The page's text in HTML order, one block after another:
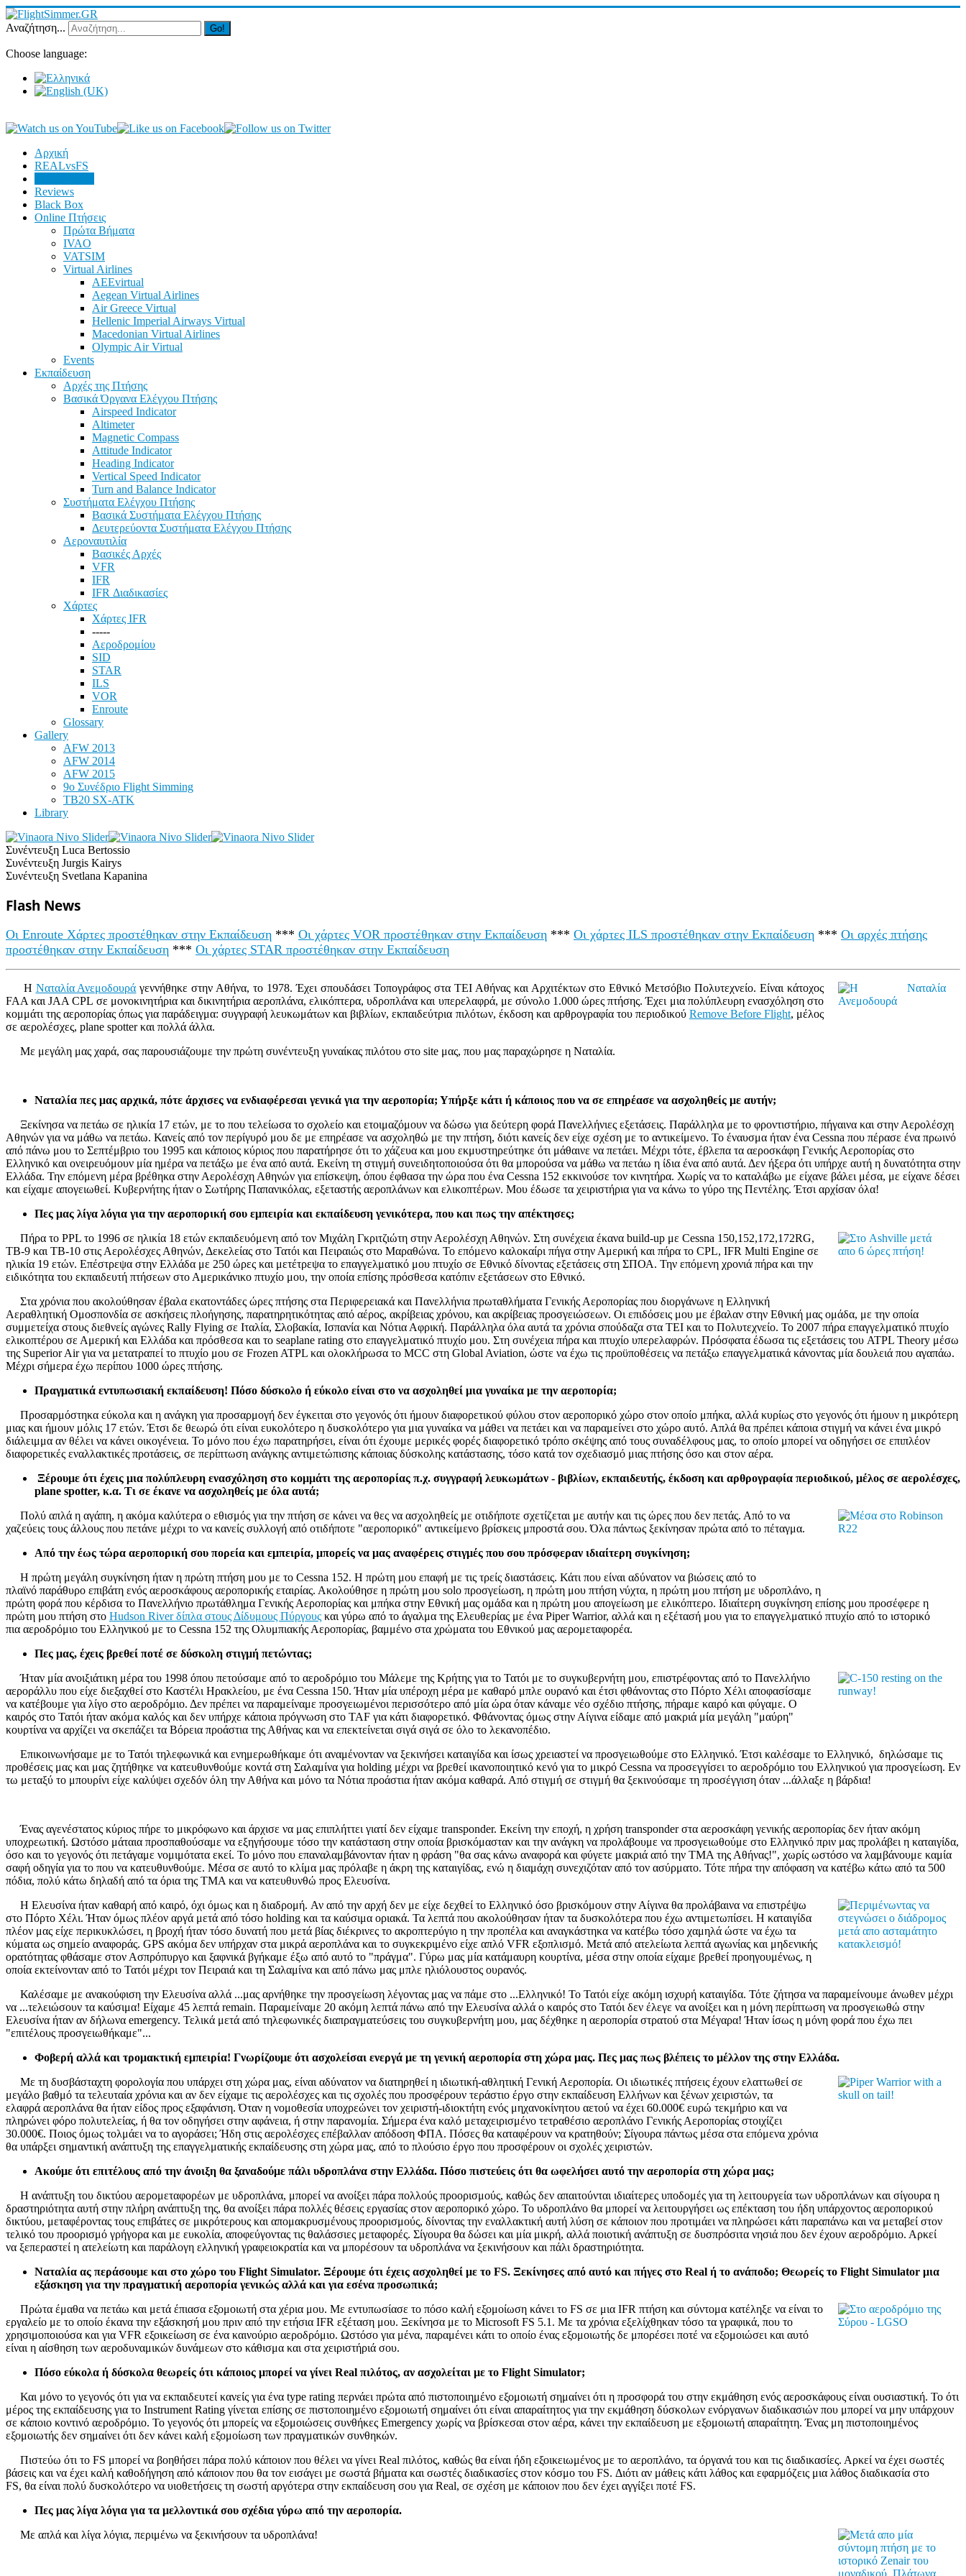
Αναζήτηση... Go!
Choose language:
Αρχική
REALvsFS
Reviews
Black Box
Online Πτήσεις
Πρώτα Βήματα
IVAO
VATSIM
Virtual Airlines
AEEvirtual
Aegean Virtual Airlines
Air Greece Virtual
Hellenic Imperial Airways Virtual
Macedonian Virtual Airlines
Olympic Air Virtual
Events
Εκπαίδευση
Αρχές της Πτήσης
Βασικά Όργανα Ελέγχου Πτήσης
Airspeed Indicator
Altimeter
Magnetic Compass
Attitude Indicator
Heading Indicator
Vertical Speed Indicator
Turn and Balance Indicator
Συστήματα Ελέγχου Πτήσης
Βασικά Συστήματα Ελέγχου Πτήσης
Δευτερεύοντα Συστήματα Ελέγχου Πτήσης
Αεροναυτιλία
Βασικές Αρχές
VFR
IFR
IFR Διαδικασίες
Χάρτες
Χάρτες IFR
-----
Αεροδρομίου
SID
STAR
ILS
VOR
Enroute
Glossary
Gallery
AFW 2013
AFW 2014
AFW 2015
9ο Συνέδριο Flight Simming
TB20 SX-ATK
Library
Συνέντευξη Luca Bertossio
Συνέντευξη Jurgis Kairys
Συνέντευξη Svetlana Kapanina
Flash News
Οι Enroute Χάρτες προστέθηκαν στην Εκπαίδευση *** Οι χάρτες VOR προστέθηκαν στην Εκπαίδευση *** Οι χάρτες ILS προστέθηκαν στην Εκπαίδευση *** Οι αρχές πτήσης
προστέθηκαν στην Εκπαίδευση *** Οι χάρτες STAR προστέθηκαν στην Εκπαίδευση
Η Ναταλία Ανεμοδουρά γεννήθηκε στην Αθήνα, το 1978. Έχει σπουδάσει Τοπογράφος στα ΤΕΙ Αθήνας και Αρχιτέκτων στο Εθνικό Μετσόβιο Πολυτεχνείο. Είναι κάτοχος
FAA και JAA CPL σε μονοκινητήρια και δικινητήρια αεροπλάνα, ελικόπτερα, υδροπλάνα και υπερελαφρά, με σύνολο 1.000 ώρες πτήσης. Έχει μια πολύπλευρη ενασχόληση στο
κομμάτι της αεροπορίας όπως για παράδειγμα: συγγραφή λευκωμάτων και βιβλίων, εκπαιδεύτρια πιλότων, έκδοση και αρθρογραφία του περιοδικού Remove Before Flight, μέλος
σε αερολέσχες, plane spotter και πολλά άλλα.
Με μεγάλη μας χαρά, σας παρουσιάζουμε την πρώτη συνέντευξη γυναίκας πιλότου στο site μας, που μας παραχώρησε η Ναταλία.
Ναταλία πες μας αρχικά, πότε άρχισες να ενδιαφέρεσαι γενικά για την αεροπορία; Υπήρξε κάτι ή κάποιος που να σε επηρέασε να ασχοληθείς με αυτήν;
Ξεκίνησα να πετάω σε ηλικία 17 ετών, με το που τελείωσα το σχολείο και ετοιμαζόμουν να δώσω για δεύτερη φορά Πανελλήνιες εξετάσεις. Παράλληλα με το φροντιστήριο, πήγαινα και στην Αερολέσχη
Αθηνών για να μάθω να πετάω. Κανείς από τον περίγυρό μου δε με επηρέασε να ασχοληθώ με την πτήση, διότι κανείς δεν είχε σχέση με το αντικείμενο. Το έναυσμα ήταν ένα Cessna που πέρασε ένα πρωινό
από πάνω μου το Σεπτέμβριο του 1995 και κάποιος κύριος που παρατήρησε ότι το χάζευα και μου εκμυστηρεύτηκε ότι μάθαινε να πετάει. Μέχρι τότε, έβλεπα τα αεροσκάφη Γενικής Αεροπορίας στο
Ελληνικό και ονειρευόμουν μία ημέρα να πετάξω με ένα από αυτά. Εκείνη τη στιγμή συνειδητοποιούσα ότι θα μπορούσα να μάθω να πετάω η ίδια ένα από αυτά. Δεν ήξερα ότι υπήρχε αυτή η δυνατότητα στην
Ελλάδα. Την επόμενη μέρα βρέθηκα στην Αερολέσχη Αθηνών για επίσκεψη, όπου έφθασα την ώρα που ένα Cessna 152 εκκινούσε τον κινητήρα. Χωρίς να το καταλάβω με είχανε βάλει μέσα, με είχανε δέσει
και είχαμε απογειωθεί. Κυβερνήτης ήταν ο Σωτήρης Παπανικόλας, εξεταστής αεροπλάνων και ελικοπτέρων. Μου έδωσε τα χειριστήρια για να κάνω το γύρο της Πεντέλης. Έτσι αρχίσαν όλα!
Πες μας λίγα λόγια για την αεροπορική σου εμπειρία και εκπαίδευση γενικότερα, που και πως την απέκτησες;
Πήρα το PPL το 1996 σε ηλικία 18 ετών εκπαιδευόμενη από τον Μιχάλη Γκριτζιώτη στην Αερολέσχη Αθηνών. Στη συνέχεια έκανα build-up με Cessna 150,152,172,172RG,
TB-9 και TB-10 στις Αερολέσχες Αθηνών, Δεκελείας στο Τατόι και Πειραιώς στο Μαραθώνα. Το επόμενο καλοκαίρι πήγα στην Αμερική και πήρα το CPL, IFR Multi Engine σε
ηλικία 19 ετών. Επέστρεψα στην Ελλάδα με 250 ώρες και μετέτρεψα το επαγγελματικό μου πτυχίο σε Εθνικό δίνοντας εξετάσεις στη ΣΠΟΑ. Την επόμενη χρονιά πήρα και την
ειδικότητα του εκπαιδευτή πτήσεων στο Αμερικάνικο πτυχίο μου, την οποία επίσης πρόσθεσα κατόπιν εξετάσεων στο Εθνικό.
Στα χρόνια που ακολούθησαν έβαλα εκατοντάδες ώρες πτήσης στα Περιφερειακά και Πανελλήνια πρωταθλήματα Γενικής Αεροπορίας που διοργάνωνε η Ελληνική
Αεραθλητική Ομοσπονδία σε ασκήσεις πλοήγησης, παρατηρητικότητας από αέρος, ακρίβειας χρόνου, και ακρίβειας προσγειώσεων. Οι επιδόσεις μου με έβαλαν στην Εθνική μας ομάδα, με την οποία
συμμετείχα στους διεθνείς αγώνες Rally Flying σε Ιταλία, Σλοβακία, Ισπανία και Νότια Αφρική. Παράλληλα όλα αυτά τα χρόνια σπούδαζα στα ΤΕΙ και το Πολυτεχνείο. Το 2007 πήρα επαγγελματικό πτυχίο
ελικοπτέρου σε Αμερική και Ελλάδα και πρόσθεσα και το seaplane rating στο επαγγελματικό πτυχίο μου. Στη συνέχεια πήρα και πτυχίο υπερελαφρών. Πρόσφατα έδωσα τις εξετάσεις του ATPL Theory μέσω
της Superior Air για να μετατραπεί το πτυχίο μου σε Frozen ATPL και ολοκλήρωσα το MCC στη Global Aviation, ώστε να έχω τις προϋποθέσεις να πετάξω επαγγελματικά κάνοντας μία δουλειά που αγαπάω.
Μέχρι σήμερα έχω περίπου 1000 ώρες πτήσης.
Πραγματικά εντυπωσιακή εκπαίδευση! Πόσο δύσκολο ή εύκολο είναι στο να ασχοληθεί μια γυναίκα με την αεροπορία;
Προσαρμόστηκα εύκολα και η ανάγκη για προσαρμογή δεν έγκειται στο γεγονός ότι ήμουν διαφορετικού φύλου στον αεροπορικό χώρο στον οποίο μπήκα, αλλά κυρίως στο γεγονός ότι ήμουν η μικρότερη
μιας και ήμουν μόλις 17 ετών. Έτσι δε θεωρώ ότι είναι ευκολότερο η δυσκολότερο για μια γυναίκα να μάθει να πετάει και να παραμείνει στο χώρο αυτό. Απλά θα πρέπει κάποια στιγμή να κάνει ένα μικρό
διάλειμμα αν θέλει να κάνει οικογένεια. Το μόνο που έχω παρατηρήσει, είναι ότι έχουμε μερικές φορές διαφορετικό τρόπο σκέψης από τους συναδέλφους μας, το οποίο μπορεί να οδηγήσει σε επιπλέον
διαφορετικές εναλλακτικές προτάσεις, σε περίπτωση ανάγκης αντιμετώπισης κάποιας δύσκολης κατάστασης, τόσο κατά τον σχεδιασμό μιας πτήσης όσο και στον αέρα.
Ξέρουμε ότι έχεις μια πολύπλευρη ενασχόληση στο κομμάτι της αεροπορίας π.χ. συγγραφή λευκωμάτων - βιβλίων, εκπαιδευτής, έκδοση και αρθρογραφία περιοδικού, μέλος σε αερολέσχες,
plane spotter, κ.α. Τι σε έκανε να ασχοληθείς με όλα αυτά;
Πολύ απλά η αγάπη, η ακόμα καλύτερα ο εθισμός για την πτήση σε κάνει να θες να ασχοληθείς με οτιδήποτε σχετίζεται με αυτήν και τις ώρες που δεν πετάς. Από το να
χαζεύεις τους άλλους που πετάνε μέχρι το να κανείς συλλογή από οτιδήποτε "αεροπορικό" αντικείμενο βρίσκεις μπροστά σου. Όλα πάντως ξεκίνησαν πρώτα από το πέταγμα.
Από την έως τώρα αεροπορική σου πορεία και εμπειρία, μπορείς να μας αναφέρεις στιγμές που σου πρόσφεραν ιδιαίτερη συγκίνηση;
Η πρώτη μεγάλη συγκίνηση ήταν η πρώτη πτήση μου με το Cessna 152. Η πρώτη μου επαφή με τις τρείς διαστάσεις. Κάτι που είναι αδύνατον να βιώσεις από το
πλαϊνό παράθυρο επιβάτη ενός αεροσκάφους αεροπορικής εταιρίας. Ακολούθησε η πρώτη μου solo προσγείωση, η πρώτη μου πτήση νύχτα, η πρώτη μου πτήση με υδροπλάνο, η
πρώτη φορά που κέρδισα το Πανελλήνιο πρωτάθλημα Γενικής Αεροπορίας και μπήκα στην Εθνική μας ομάδα και η πρώτη μου απογείωση με ελικόπτερο. Ιδιαίτερη συγκίνηση επίσης μου προσέφερε η
πρώτη μου πτήση στο Hudson River δίπλα στους Δίδυμους Πύργους και γύρω από το άγαλμα της Ελευθερίας με ένα Piper Warrior, αλλά και η εξέτασή μου για το επαγγελματικό πτυχίο από το ιστορικό
πια αεροδρόμιο του Ελληνικού με το Cessna 152 της Ολυμπιακής Αεροπορίας, βαμμένο στα χρώματα του Εθνικού μας αερομεταφορέα.
Πες μας, έχεις βρεθεί ποτέ σε δύσκολη στιγμή πετώντας;
Ήταν μία ανοιξιάτικη μέρα του 1998 όπου πετούσαμε από το αεροδρόμιο του Μάλεμε της Κρήτης για το Τατόι με το συγκυβερνήτη μου, επιστρέφοντας από το Πανελλήνιο
αεροράλλυ που είχε διεξαχθεί στο Καστέλι Ηρακλείου, με ένα Cessna 150. Ήταν μία υπέροχη μέρα με καθαρό μπλε ουρανό και έτσι φθάνοντας στο Πόρτο Χέλι αποφασίσαμε
να κατέβουμε για λίγο στο αεροδρόμιο. Δεν πρέπει να παραμείναμε προσγειωμένοι περισσότερο από μία ώρα όταν κάναμε νέο σχέδιο πτήσης, πήραμε καιρό και φύγαμε. Ο
καιρός στο Τατόι ήταν ακόμα καλός και δεν υπήρχε κάποια πρόγνωση στο TAF για κάτι διαφορετικό. Φθάνοντας όμως στην Αίγινα είδαμε από μακριά μία μεγάλη "μαύρη"
κουρτίνα να αρχίζει να σκεπάζει τα Βόρεια προάστια της Αθήνας και να επεκτείνεται σιγά σιγά σε όλο το λεκανοπέδιο.
Επικοινωνήσαμε με το Τατόι τηλεφωνικά και ενημερωθήκαμε ότι αναμένονταν να ξεκινήσει καταιγίδα και ίσως χρειαστεί να προσγειωθούμε στο Ελληνικό. Έτσι καλέσαμε το Ελληνικό, δηλώσαμε τις
προθέσεις μας και μας ζητήθηκε να κατευθυνθούμε κοντά στη Σαλαμίνα για holding μέχρι να βρεθεί ικανοποιητικό κενό για το μικρό Cessna να προσεγγίσει το αεροδρόμιο του Ελληνικού για προσγείωση. Εν
τω μεταξύ το μπουρίνι είχε καλύψει σχεδόν όλη την Αθήνα και μόνο τα Νότια προάστια ήταν ακόμα καθαρά. Από στιγμή σε στιγμή θα ξεκινούσαμε τη προσέγγιση όταν ...άλλαξε η βάρδια!
Ένας αγενέστατος κύριος πήρε το μικρόφωνο και άρχισε να μας επιπλήττει γιατί δεν είχαμε transponder. Εκείνη την εποχή, η χρήση transponder στα αεροσκάφη γενικής αεροπορίας δεν ήταν ακόμη
υποχρεωτική. Ωστόσο μάταια προσπαθούσαμε να εξηγήσουμε τόσο την κατάσταση στην οποία βρισκόμασταν και την ανάγκη να προλάβουμε να προσγειωθούμε στο Ελληνικό πριν μας προλάβει η καταιγίδα,
όσο και το γεγονός ότι πετάγαμε νομιμότατα εκεί. Το μόνο που επαναλαμβάνονταν ήταν η φράση "θα σας κάνω αναφορά και φύγετε μακριά από την TMA της Αθήνας!", χωρίς ωστόσο να λαμβάνουμε καμία
σαφή οδηγία για το που να κατευθυνθούμε. Μέσα σε αυτό το κλίμα μας πρόλαβε η άκρη της καταιγίδας, ενώ η διαμάχη συνεχιζόταν από τον ασύρματο. Τότε πήρα την απόφαση να κατέβω κάτω από τα 500
πόδια, πολύ κάτω δηλαδή από τα όρια της TMA και να κατευθυνθώ προς Ελευσίνα.
Η Ελευσίνα ήταν καθαρή από καιρό, όχι όμως και η διαδρομή. Αν από την αρχή δεν με είχε δεχθεί το Ελληνικό όσο βρισκόμουν στην Αίγινα θα προλάβαινα να επιστρέψω
στο Πόρτο Χέλι. Ήταν όμως πλέον αργά μετά από τόσο holding και τα καύσιμα οριακά. Τα λεπτά που ακολούθησαν ήταν τα δυσκολότερα που έχω αντιμετωπίσει. Η καταιγίδα
πλέον μας είχε περικυκλώσει, η βροχή ήταν τόσο δυνατή που μετά βίας διέκρινες το ακροπτερύγιο η την προπέλα και αναγκάστηκα να κατέβω τόσο χαμηλά ώστε να έχω τα
κύματα ως σημείο αναφοράς. GPS ακόμα δεν υπήρχαν στα μικρά αεροπλάνα και το συγκεκριμένο είχε απλό VFR εξοπλισμό. Μετά από ατελείωτα λεπτά αγωνίας και μηδενικής
ορατότητας φθάσαμε στον Ασπρόπυργο και ξαφνικά βγήκαμε έξω από αυτό το "πράγμα". Γύρω μας μία κατάμαυρη κουρτίνα, μέσα στην οποία είχαμε βρεθεί προηγουμένως, η
οποία εκτείνονταν από το Τατόι μέχρι τον Πειραιά και τη Σαλαμίνα και από πάνω μας μπλε ηλιόλουστος ουρανός.
Καλέσαμε με ανακούφιση την Ελευσίνα αλλά ...μας αρνήθηκε την προσγείωση λέγοντας μας να πάμε στο ...Ελληνικό! Το Τατόι είχε ακόμη ισχυρή καταιγίδα. Τότε ζήτησα να παραμείνουμε άνωθεν μέχρι
να ...τελειώσουν τα καύσιμα! Είχαμε 45 λεπτά remain. Παραμείναμε 20 ακόμη λεπτά πάνω από την Ελευσίνα αλλά ο καιρός στο Τατόι δεν έλεγε να ανοίξει και η μόνη περίπτωση να προσγειωθώ στην
Ελευσίνα ήταν αν δήλωνα emergency. Τελικά μετά από τηλεφωνικές διαπραγματεύσεις του συγκυβερνήτη μου, μας δέχθηκε η αεροπορία στρατού στα Μέγαρα! Ήταν ίσως η μόνη φορά που έχω πει
"επιτέλους προσγειωθήκαμε"...
Φοβερή αλλά και τρομακτική εμπειρία! Γνωρίζουμε ότι ασχολείσαι ενεργά με τη γενική αεροπορία στη χώρα μας. Πες μας πως βλέπεις το μέλλον της στην Ελλάδα.
Με τη δυσβάσταχτη φορολογία που υπάρχει στη χώρα μας, είναι αδύνατον να διατηρηθεί η ιδιωτική-αθλητική Γενική Αεροπορία. Οι ιδιωτικές πτήσεις έχουν ελαττωθεί σε
μεγάλο βαθμό τα τελευταία χρόνια και αν δεν είχαμε τις αερολέσχες και τις σχολές που προσφέρουν τεράστιο έργο στην εκπαίδευση Ελλήνων και ξένων χειριστών, τα
ελαφρά αεροπλάνα θα ήταν είδος προς εξαφάνιση. Όταν η νομοθεσία υποχρεώνει τον χειριστή-ιδιοκτήτη ενός μηχανοκίνητου αετού να έχει 60.000€ ευρώ τεκμήριο και να
πληρώνει φόρο πολυτελείας, ή θα τον οδηγήσει στην αφάνεια, ή στην παρανομία. Σήμερα ένα καλό μεταχειρισμένο τετραθέσιο αεροπλάνο Γενικής Αεροπορίας στοιχίζει
30.000€. Ποιος όμως τολμάει να το αγοράσει; Ήδη στις αερολέσχες επέβαλλαν απόδοση ΦΠΑ. Πόσες θα καταφέρουν να κρατηθούν; Σίγουρα πάντως μέσα στα επόμενα χρόνια
θα υπάρξει σημαντική ανάπτυξη της επαγγελματικής εκπαίδευσης στη χώρα μας, από το πλούσιο έργο που προσφέρουν οι σχολές χειριστών.
Ακούμε ότι επιτέλους από την άνοιξη θα ξαναδούμε πάλι υδροπλάνα στην Ελλάδα. Πόσο πιστεύεις ότι θα ωφελήσει αυτό την αεροπορία στη χώρα μας;
Η ανάπτυξη του δικτύου αερομεταφορέων με υδροπλάνα, μπορεί να ανοίξει πάρα πολλούς προορισμούς, καθώς δεν απαιτούνται ιδιαίτερες υποδομές για τη λειτουργεία των υδροπλάνων και σίγουρα η
δραστηριότητα αυτή στην πλήρη ανάπτυξη της, θα ανοίξει πάρα πολλές θέσεις εργασίας στον αεροπορικό χώρο. Το υδροπλάνο θα μπορεί να λειτουργήσει ως επέκταση του ήδη υπάρχοντος αεροπορικού
δικτύου, μεταφέροντας τους επιβάτες σε μικρότερους και απομακρυσμένους προορισμούς, δίνοντας την εναλλακτική αυτή λύση σε κάποιον που προτιμάει να πληρώσει κάτι παραπάνω και να μεταβεί στον
τελικό του προορισμό γρήγορα και με ευκολία, αποφεύγοντας τις θαλάσσιες μεταφορές. Σίγουρα θα δώσει και μία μικρή, αλλά ποιοτική ανάπτυξη σε δυσπρόσιτα νησιά που δεν έχουν αεροδρόμιο. Αρκεί
να ξεπεραστεί η ατελείωτη και παράλογη ελληνική γραφειοκρατία και να μπορέσουν τα υδροπλάνα να ξεκινήσουν και πάλι δραστηριότητα.
Ναταλία ας περάσουμε και στο χώρο του Flight Simulator. Ξέρουμε ότι έχεις ασχοληθεί με το FS. Ξεκίνησες από αυτό και πήγες στο Real ή το ανάποδο; Θεωρείς το Flight Simulator μια
εξάσκηση για την πραγματική αεροπορία γενικώς αλλά και για εσένα προσωπικά;
Πρώτα έμαθα να πετάω και μετά έπιασα εξομοιωτή στα χέρια μου. Με εντυπωσίασε το πόσο καλή εξομοίωση κάνει το FS σε μια IFR πτήση και σύντομα κατέληξε να είναι το
εργαλείο με το οποίο έκανα την εξάσκησή μου πριν από την ετήσια IFR εξέταση μου. Ξεκίνησα με το Microsoft FS 5.1. Με τα χρόνια εξελίχθηκαν τόσο τα γραφικά, που το
χρησιμοποιούσα και για VFR εξοικείωση σε ένα καινούριο αεροδρόμιο. Ωστόσο για μένα, παραμένει κάτι το οποίο ένας εξομοιωτής δε μπορέσει ποτέ να εξομοιώσει και αυτό
είναι η αίσθηση των αεροδυναμικών δυνάμεων στο κάθισμα και στα χειριστήριά σου.
Πόσο εύκολα ή δύσκολα θεωρείς ότι κάποιος μπορεί να γίνει Real πιλότος, αν ασχολείται με το Flight Simulator;
Και μόνο το γεγονός ότι για να εκπαιδευτεί κανείς για ένα type rating περνάει πρώτα από πιστοποιημένο εξομοιωτή σημαίνει ότι η προσφορά του στην εκμάθηση ενός αεροσκάφους είναι ουσιαστική. Το ότι
μέρος της εκπαίδευσης για το Instrument Rating γίνεται επίσης σε πιστοποιημένο εξομοιωτή σημαίνει ότι είναι απαραίτητος για την εκμάθηση δύσκολων ενόργανων διαδικασιών που μπορεί να μην υπάρχουν
σε κάποιο κοντινό αεροδρόμιο. Το γεγονός ότι μπορείς να εξομοιώσεις συνθήκες Emergency χωρίς να βρίσκεσαι στον αέρα, κάνει την εκπαίδευση με εξομοιωτή απαραίτητη. Ένας μη πιστοποιημένος
εξομοιωτής δεν σημαίνει ότι δεν κάνει καλή εξομοίωση των πραγματικών συνθηκών.
Πιστεύω ότι το FS μπορεί να βοηθήσει πάρα πολύ κάποιον που θέλει να γίνει Real πιλότος, καθώς θα είναι ήδη εξοικειωμένος με το αεροπλάνο, τα όργανά του και τις διαδικασίες. Αρκεί να έχει σωστές
βάσεις και να έχει καλή καθοδήγηση από κάποιον που θα τον εισάγει με σωστά βήματα και σωστές διαδικασίες στον κόσμο του FS. Διότι αν μάθεις κάτι λάθος και εφαρμόζεις μια λάθος διαδικασία στο
FS, θα είναι πολύ δυσκολότερο να υιοθετήσεις τη σωστή αργότερα στην εκπαίδευση σου για Real, σε σχέση με κάποιον που δεν έχει αγγίξει ποτέ FS.
Πες μας λίγα λόγια για τα μελλοντικά σου σχέδια γύρω από την αεροπορία.
Με απλά και λίγα λόγια, περιμένω να ξεκινήσουν τα υδροπλάνα!